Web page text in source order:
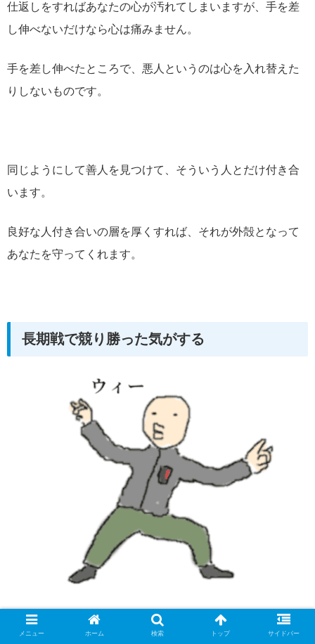
仕返しをすればあなたの心が汚れてしまいますが、手を差
し伸べないだけなら心は痛みません。
手を差し伸べたところで、悪人というのは心を入れ替えた
りしないものです。
同じようにして善人を見つけて、そういう人とだけ付き合
います。
良好な人付き合いの層を厚くすれば、それが外殻となって
あなたを守ってくれます。
長期戦で競り勝った気がする
メニュー ホーム 検索 トップ サイドバー